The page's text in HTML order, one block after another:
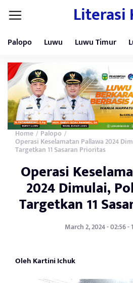
Literasi
Palopo Luwu Luwu Timur
Home / Palopo /
Operasi Keselamatan Pallawa 2024
Targetkan 11 Sasaran Prioritas
Operasi
2024 Dimulai,
Targetkan 11
March 2, 2024 - 02:56
Oleh Kartini Ichuk